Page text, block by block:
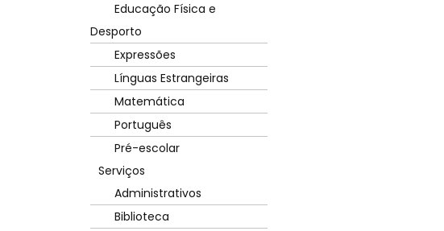
Educação Física e
Desporto
Expressões
Línguas Estrangeiras
Matemática
Português
Pré-escolar
Serviços
Administrativos
Biblioteca